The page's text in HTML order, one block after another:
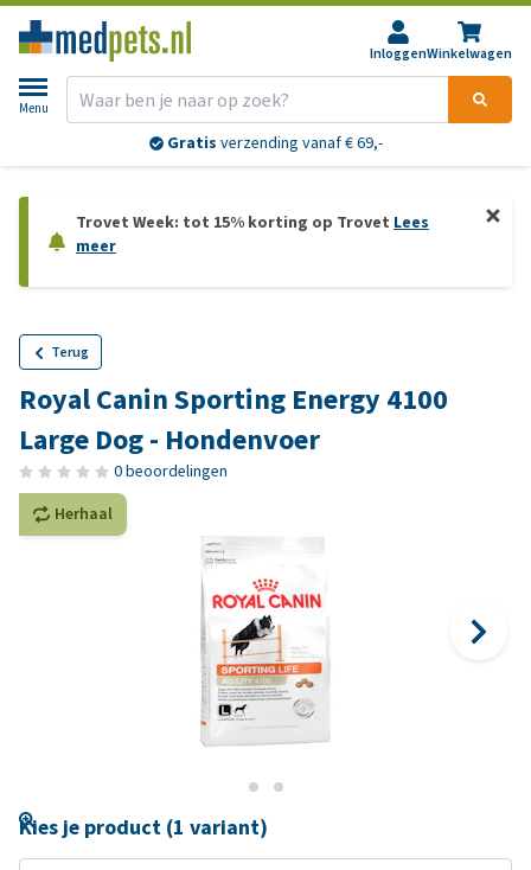
InloggenWinkelwagen
Menu
Gratis verzending vanaf € 69,-
Trovet Week: tot 15% korting op Trovet Lees
meer
Terug
Royal Canin Sporting Energy 4100
Large Dog - Hondenvoer
0 beoordelingen
Herhaal
Kies je product (1 variant)